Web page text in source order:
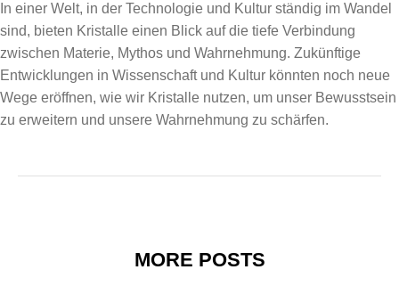
In einer Welt, in der Technologie und Kultur ständig im Wandel
sind, bieten Kristalle einen Blick auf die tiefe Verbindung
zwischen Materie, Mythos und Wahrnehmung. Zukünftige
Entwicklungen in Wissenschaft und Kultur könnten noch neue
Wege eröffnen, wie wir Kristalle nutzen, um unser Bewusstsein
zu erweitern und unsere Wahrnehmung zu schärfen.
MORE POSTS